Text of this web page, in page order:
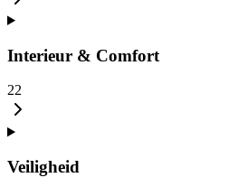
Interieur & Comfort
22
Veiligheid